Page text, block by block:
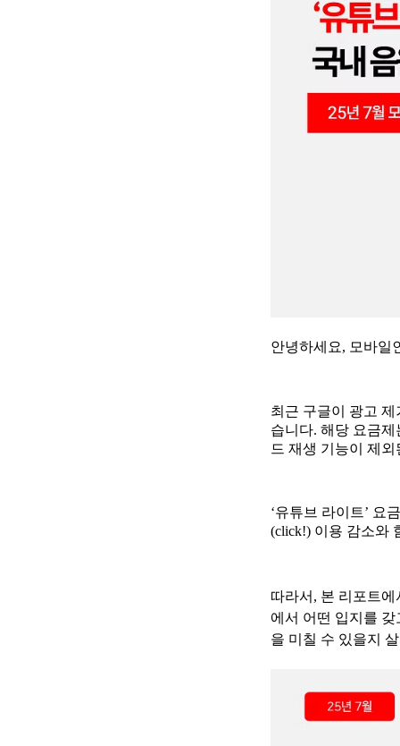
안녕하세요, 모바일
최근 구글이 광고
습니다. 해당 요금
드 재생 기능이 제
‘유튜브 라이트’ 요
(click!) 이용 감소와
따라서, 본 리포트
에서 어떤 입지를
을 미칠 수 있을지